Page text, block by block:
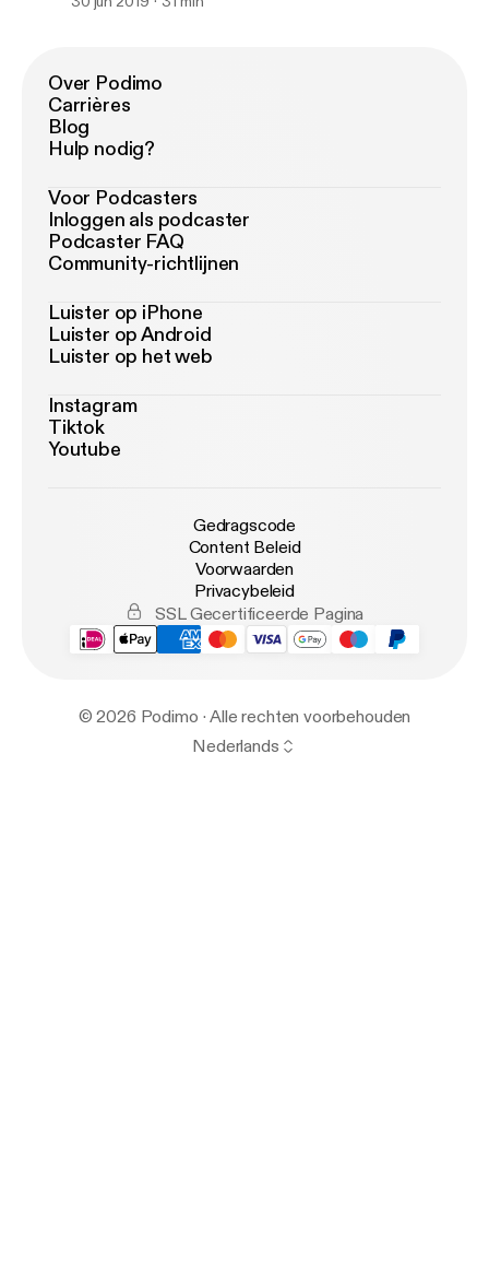
Over Podimo
Carrières
Blog
Hulp nodig?
Voor Podcasters
Inloggen als podcaster
Podcaster FAQ
Community-richtlijnen
Luister op iPhone
Luister op Android
Luister op het web
Instagram
Tiktok
Youtube
Gedragscode
Content Beleid
Voorwaarden
Privacybeleid
SSL Gecertificeerde Pagina
© 2026 Podimo · Alle rechten voorbehouden
Nederlands